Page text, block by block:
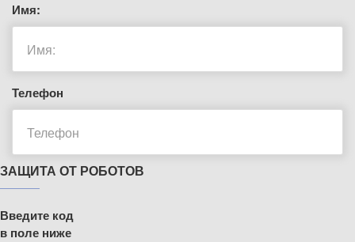
Имя:
Телефон
ЗАЩИТА ОТ РОБОТОВ
Введите код
в поле ниже